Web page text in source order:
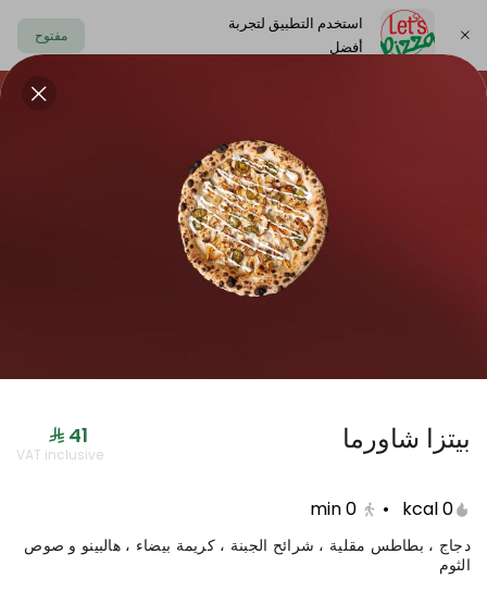
https://www.letspizza.sa/admin/promotion
استخدم التطبيق لتجربة
أفضل
مفتوح
جديدنا
بيتزا شاورما VAT inclusive
0 kcal
•
0
min
دجاج ، بطاطس مقلية ، شرائح الجبنة ، كريمة بيضاء ، هالبينو و صوص
الثوم